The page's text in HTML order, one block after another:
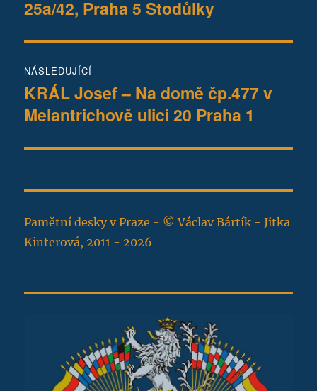
25a/42, Praha 5 Stodůlky
NÁSLEDUJÍCÍ
Následující
příspěvek:
KRÁL Josef – Na domě čp.477 v
Melantrichově ulici 20 Praha 1
Pamětní desky v Praze - © Václav Bártík - Jitka
Kinterová, 2011 - 2026